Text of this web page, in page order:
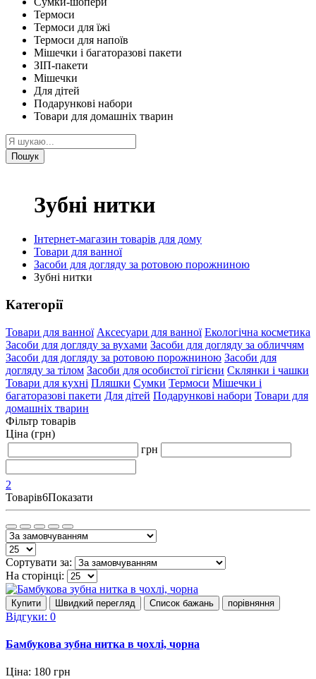
Термоси
Термоси для їжі
Термоси для напоїв
Мішечки і багаторазові пакети
ЗІП-пакети
Мішечки
Для дітей
Подарункові набори
Товари для домашніх тварин
Пошук
Зубні нитки
Інтернет-магазин товарів для дому
Товари для ванної
Засоби для догляду за ротовою порожниною
Зубні нитки
Категорії
Товари для ванної Аксесуари для ванної Екологічна косметика
Засоби для догляду за вухами Засоби для догляду за обличчям
Засоби для догляду за ротовою порожниною Засоби для
догляду за тілом Засоби для особистої гігієни Склянки і чашки
Товари для кухні Пляшки Сумки Термоси Мішечки і
багаторазові пакети Для дітей Подарункові набори Товари для
домашніх тварин
Фільтр товарів
Ціна (грн)
грн
2
Товарів6Показати
Сортувати за:
На сторінці:
Купити Швидкий перегляд Список бажань порівняння
Відгуки: 0
Бамбукова зубна нитка в чохлі, чорна
Ціна: 180 грн